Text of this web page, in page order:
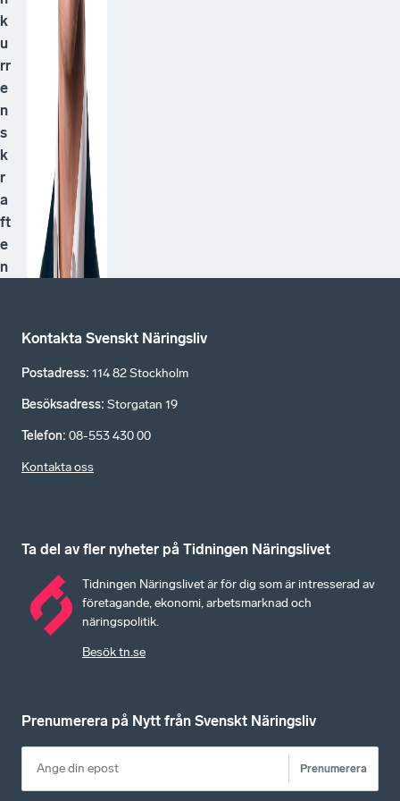
k
u
rr
e
n
s
k
r
a
ft
e
n
Kontakta Svenskt Näringsliv
Postadress: 114 82 Stockholm
Besöksadress: Storgatan 19
Telefon: 08-553 430 00
Kontakta oss
Ta del av fler nyheter på Tidningen Näringslivet
Tidningen Näringslivet är för dig som är intresserad av
företagande, ekonomi, arbetsmarknad och
näringspolitik.
Besök tn.se
Prenumerera på Nytt från Svenskt Näringsliv
Prenumerera